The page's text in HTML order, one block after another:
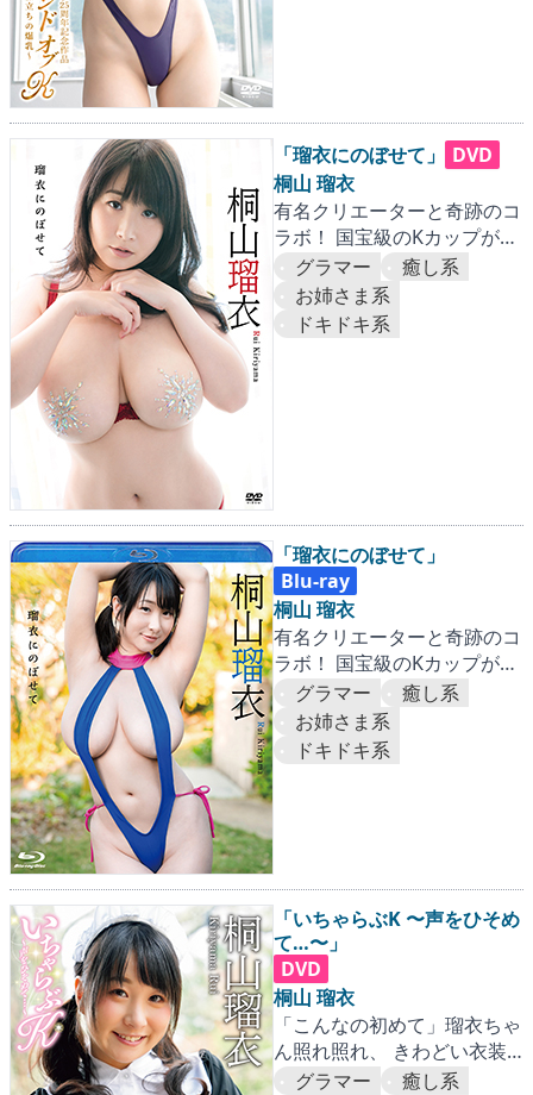
「瑠衣にのぼせて」
DVD
桐山 瑠衣
有名クリエーターと奇跡のコ
ラボ！ 国宝級のKカップがぷ
るんぷるんに弾けまくる！
グラマー
癒し系
お姉さま系
ドキドキ系
「瑠衣にのぼせて」
Blu-ray
桐山 瑠衣
有名クリエーターと奇跡のコ
ラボ！ 国宝級のKカップがぷ
るんぷるんに弾けまくる！
グラマー
癒し系
お姉さま系
ドキドキ系
「いちゃらぶK 〜声をひそめ
て…〜」
DVD
桐山 瑠衣
「こんなの初めて」瑠衣ちゃ
ん照れ照れ、 きわどい衣装
で弄ばれる爆乳Kカップ！
グラマー
癒し系